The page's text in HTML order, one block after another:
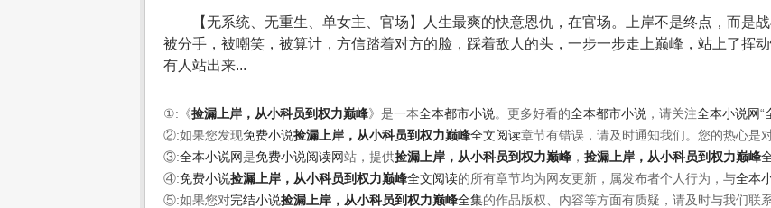
【无系统、无重生、单女主、官场】人生最爽的快意恩仇，在官场。上岸不是终点，而是
被分手，被嘲笑，被算计，方信踏着对方的脸，踩着敌人的头，一步一步走上巅峰，站上了挥
有人站出来...
①:《捡漏上岸，从小科员到权力巅峰》是一本全本都市小说。更多好看的全本都市小说 ，请关注全本小说网“
②:如果您发现免费小说捡漏上岸，从小科员到权力巅峰全文阅读章节有错误，请及时通知我们。您的热心是
③:全本小说网是免费小说阅读网站，提供捡漏上岸，从小科员到权力巅峰 ， 捡漏上岸，从小科员到权力巅峰
④:免费小说捡漏上岸，从小科员到权力巅峰全文阅读的所有章节均为网友更新，属发布者个人行为，与全本
⑤:如果您对完结小说捡漏上岸，从小科员到权力巅峰全集的作品版权、内容等方面有质疑，请及时与我们联